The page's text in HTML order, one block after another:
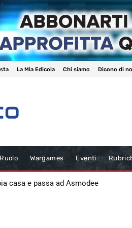
La Mia Edicola Chi siamo Dicono di
Wargames Eventi
casa e passa ad Asmodee